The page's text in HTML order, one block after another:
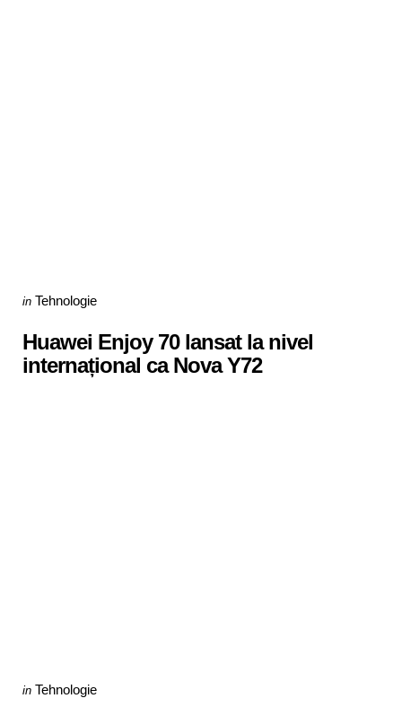
Categories
Posted
in Tehnologie
Huawei Enjoy 70 lansat la nivel
internațional ca Nova Y72
Categories
Posted
in Tehnologie